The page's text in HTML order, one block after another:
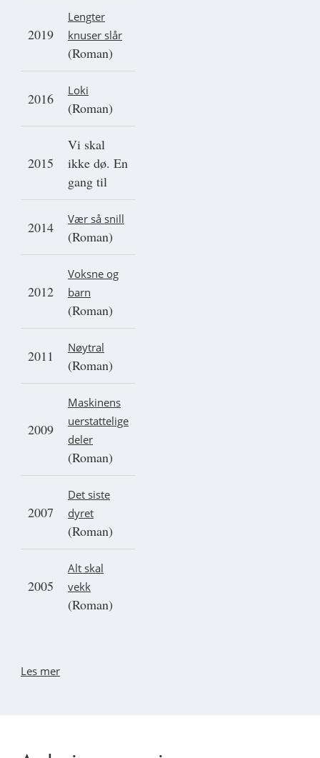
2019
Lengter
knuser slår
(Roman)
2016 Loki
(Roman)
2015
Vi skal
ikke dø. En
gang til
2014 Vær så snill
(Roman)
2012
Voksne og
barn
(Roman)
2011 Nøytral
(Roman)
2009
Maskinens
uerstattelige
deler
(Roman)
2007
Det siste
dyret
(Roman)
2005
Alt skal
vekk
(Roman)
Les mer